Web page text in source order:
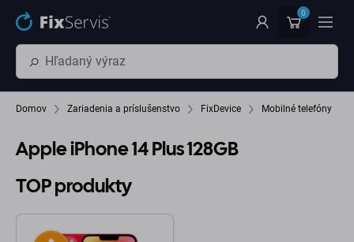
Preskočiť na hlavný obsah 0
Domov Zariadenia a príslušenstvo FixDevice Mobilné telefóny
Apple iPhone 14 Plus 128GB
TOP produkty